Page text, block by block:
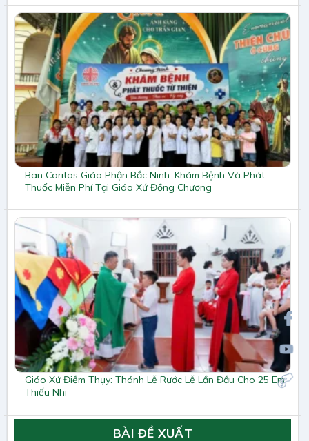
Ban Caritas Giáo Phận Bắc Ninh: Khám Bệnh Và Phát
Thuốc Miễn Phí Tại Giáo Xứ Đồng Chương
Giáo Xứ Điềm Thụy: Thánh Lễ Rước Lễ Lần Đầu Cho 25 Em
Thiếu Nhi
BÀI ĐỀ XUẤT